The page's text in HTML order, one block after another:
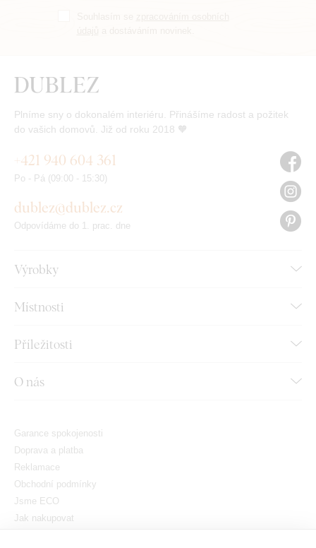
Plníme sny o dokonalém interiéru. Přinášíme radost a požitek
do vašich domovů. Již od roku 2018 🧡
Výrobky
Místnosti
Příležitosti
O nás
+421 940 604 361
Po - Pá (09:00 - 15:30)
dublez@dublez.cz
Odpovídáme do 1. prac. dne
Garance spokojenosti
Doprava a platba
Reklamace
Obchodní podmínky
Jsme ECO
Jak nakupovat